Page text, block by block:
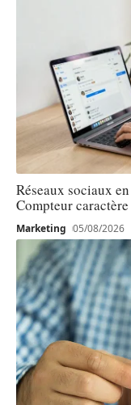
Réseaux sociaux
Compteur caractère
Marketing 05/08/2026